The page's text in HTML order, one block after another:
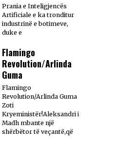
Prania e Inteligjencës
Artificiale e ka tronditur
industrinë e botimeve,
duke e
Flamingo
Revolution/Arlinda
Guma
Flamingo
Revolution/Arlinda Guma
Zoti
Kryeministër!Aleksandri i
Madh mbante një
shërbëtor të veçantë,që